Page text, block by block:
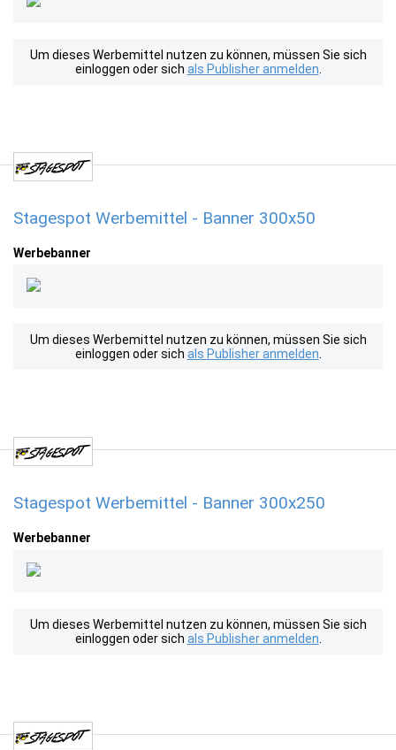
Um dieses Werbemittel nutzen zu können, müssen Sie sich
einloggen oder sich als Publisher anmelden
Stagespot Werbemittel - Banner 300x50
Werbebanner
Um dieses Werbemittel nutzen zu können, müssen Sie sich
einloggen oder sich als Publisher anmelden
Stagespot Werbemittel - Banner 300x250
Werbebanner
Um dieses Werbemittel nutzen zu können, müssen Sie sich
einloggen oder sich als Publisher anmelden